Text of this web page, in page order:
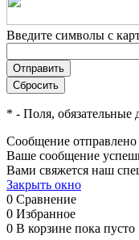
Введите символы с
* - Поля, обязательные
Сообщение отправлено
Ваше сообщение
Вами свяжется наш
Закрыть окно
0 Сравнение
0 Избранное
0 В корзине пока пусто